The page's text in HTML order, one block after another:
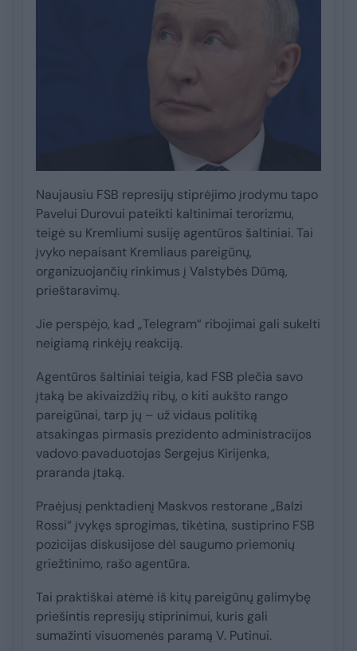
Naujausiu FSB represijų stiprėjimo įrodymu tapo
Pavelui Durovui pateikti kaltinimai terorizmu,
teigė su Kremliumi susiję agentūros šaltiniai. Tai
įvyko nepaisant Kremliaus pareigūnų,
organizuojančių rinkimus į Valstybės Dūmą,
prieštaravimų.
Jie perspėjo, kad „Telegram“ ribojimai gali sukelti
neigiamą rinkėjų reakciją.
Agentūros šaltiniai teigia, kad FSB plečia savo
įtaką be akivaizdžių ribų, o kiti aukšto rango
pareigūnai, tarp jų – už vidaus politiką
atsakingas pirmasis prezidento administracijos
vadovo pavaduotojas Sergejus Kirijenka,
praranda įtaką.
Praėjusį penktadienį Maskvos restorane „Balzi
Rossi“ įvykęs sprogimas, tikėtina, sustiprino FSB
pozicijas diskusijose dėl saugumo priemonių
griežtinimo, rašo agentūra.
Tai praktiškai atėmė iš kitų pareigūnų galimybę
priešintis represijų stiprinimui, kuris gali
sumažinti visuomenės paramą V. Putinui.